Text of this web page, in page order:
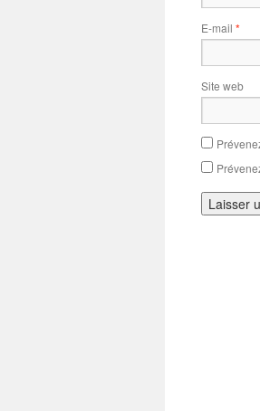
E-mail *
Site web